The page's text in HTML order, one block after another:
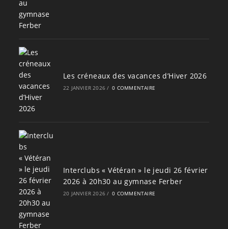
Les créneaux des vacances d’Hiver 2026
22 JANVIER 2026 / 0 COMMENTAIRE
Interclubs « Vétéran » le jeudi 26 février
2026 à 20h30 au gymnase Ferber
20 JANVIER 2026 / 0 COMMENTAIRE